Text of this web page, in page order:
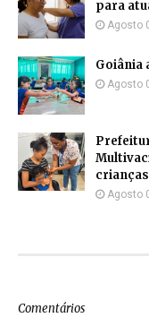
para
Agosto
Goiânia
Agosto
Agosto
Comentários